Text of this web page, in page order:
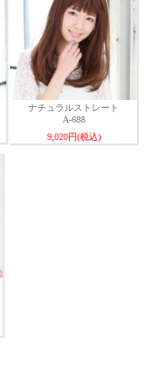
ナチュラルストレート
A-688
9,020円(税込)